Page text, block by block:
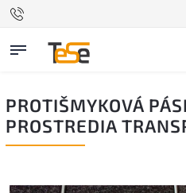
PROTIŠMYKOVÁ
PROSTREDIA